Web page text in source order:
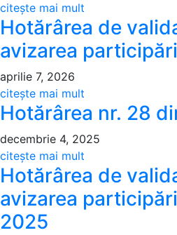
citește mai mult
Hotărârea de
avizarea
aprilie 7, 2026
citește mai mult
Hotărârea nr. 28
decembrie 4, 2025
citește mai mult
Hotărârea de
avizarea
2025